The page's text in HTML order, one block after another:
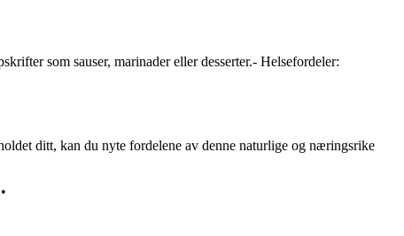
som sauser, marinader eller desserter.- Helsefordeler:
ditt, kan du nyte fordelene av denne naturlige og næringsrike
•